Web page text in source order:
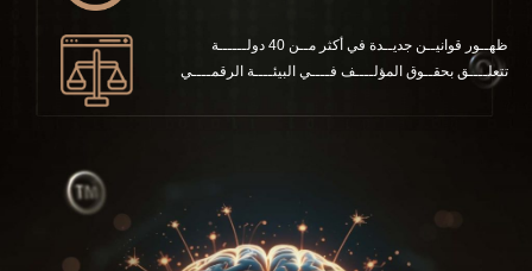
ظهــور قوانيــن جديــدة في أكثر مــن 40 دولــــــة
تتعلــــق بحقــوق المؤلــــف فــــي البيئــــة الرقمــــي